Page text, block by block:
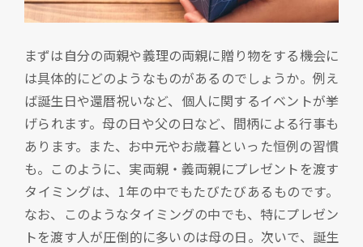
まずは自分の両親や義理の両親に贈り物をする機会に
は具体的にどのようなものがあるのでしょうか。例え
ば誕生日や還暦祝いなど、個人に関するイベントが挙
げられます。母の日や父の日など、間柄による行事も
あります。また、お中元やお歳暮といった恒例の習慣
も。このように、実両親・義両親にプレゼントを渡す
タイミングは、1年の中でもたびたびあるものです。
なお、このようなタイミングの中でも、特にプレゼン
トを渡す人が圧倒的に多いのは母の日。次いで、誕生